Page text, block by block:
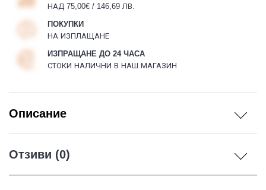
НАД 75,00€ / 146,69 ЛВ.
ПОКУПКИ
НА ИЗПЛАЩАНЕ
ИЗПРАЩАНЕ ДО 24 ЧАСА
СТОКИ НАЛИЧНИ В НАШ МАГАЗИН
Описание
Отзиви (0)